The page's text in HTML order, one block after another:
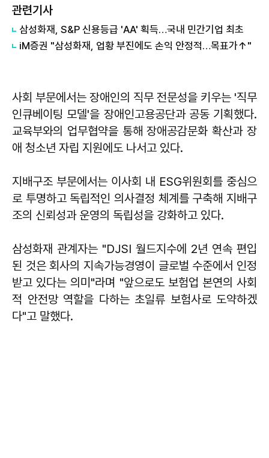
관련기사
삼성화재, S&P 신용등급 'AA' 획득…국내 민간기업 최초
iM증권 "삼성화재, 업황 부진에도 손익 안정적…목표가↑"
사회 부문에서는 장애인의 직무 전문성을 키우는 '직무
인큐베이팅 모델'을 장애인고용공단과 공동 기획했다.
교육부와의 업무협약을 통해 장애공감문화 확산과 장
애 청소년 자립 지원에도 나서고 있다.
지배구조 부문에서는 이사회 내 ESG위원회를 중심으
로 투명하고 독립적인 의사결정 체계를 구축해 지배구
조의 신뢰성과 운영의 독립성을 강화하고 있다.
삼성화재 관계자는 "DJSI 월드지수에 2년 연속 편입
된 것은 회사의 지속가능경영이 글로벌 수준에서 인정
받고 있다는 의미"라며 "앞으로도 보험업 본연의 사회
적 안전망 역할을 다하는 초일류 보험사로 도약하겠
다"고 말했다.